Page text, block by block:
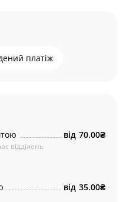
платіж
відділень
від 70.00₴
від 35.00₴